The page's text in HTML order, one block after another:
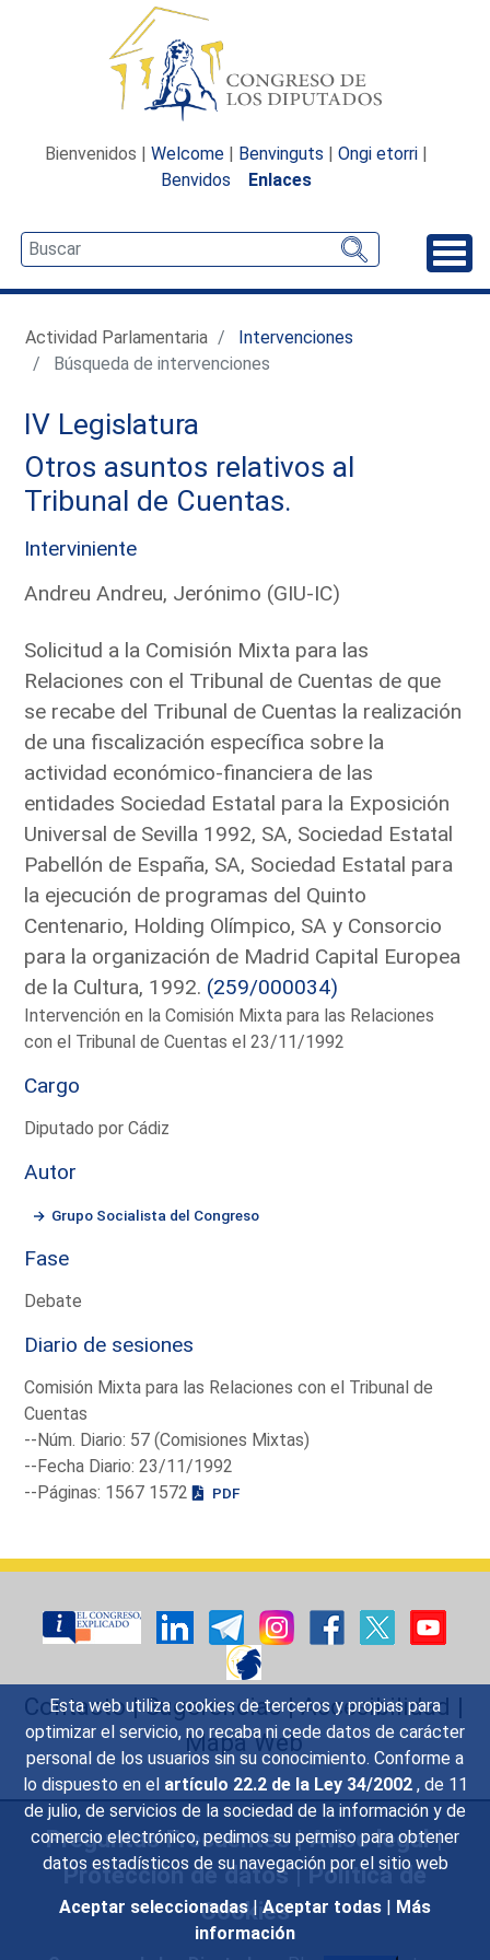
Esta web utiliza cookies de terceros y propias para
optimizar el servicio, no recaba ni cede datos de carácter
personal de los usuarios sin su conocimiento. Conforme a
lo dispuesto en el artículo 22.2 de la Ley 34/2002 , de 11
de julio, de servicios de la sociedad de la información y de
comercio electrónico, pedimos su permiso para obtener
datos estadísticos de su navegación por el sitio web
Aceptar seleccionadas | Aceptar todas | Más
información
Bienvenidos | Welcome | Benvinguts | Ongi etorri |
Benvidos
Enlaces
Actividad Parlamentaria
Intervenciones
Búsqueda de intervenciones
IV Legislatura
Otros asuntos relativos al
Tribunal de Cuentas.
Interviniente
Andreu Andreu, Jerónimo (GIU-IC)
Solicitud a la Comisión Mixta para las
Relaciones con el Tribunal de Cuentas de que
se recabe del Tribunal de Cuentas la realización
de una fiscalización específica sobre la
actividad económico-financiera de las
entidades Sociedad Estatal para la Exposición
Universal de Sevilla 1992, SA, Sociedad Estatal
Pabellón de España, SA, Sociedad Estatal para
la ejecución de programas del Quinto
Centenario, Holding Olímpico, SA y Consorcio
para la organización de Madrid Capital Europea
de la Cultura, 1992. (259/000034)
Intervención en la Comisión Mixta para las Relaciones
con el Tribunal de Cuentas el 23/11/1992
Cargo
Diputado por Cádiz
Autor
Grupo Socialista del Congreso
Fase
Debate
Diario de sesiones
Comisión Mixta para las Relaciones con el Tribunal de
Cuentas
--Núm. Diario: 57 (Comisiones Mixtas)
--Fecha Diario: 23/11/1992
--Páginas: 1567 1572
PDF
Contacto|Sugerencias|Accesibilidad |
Mapa Web
Preguntas Frecuentes|Aviso legal|
Protección de datos|Política de
Cookies